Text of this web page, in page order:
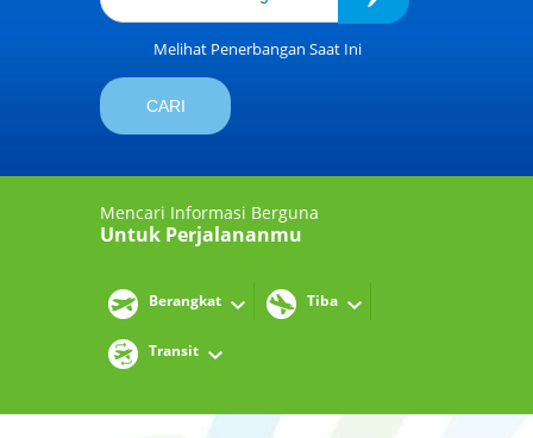
Melihat Penerbangan Saat Ini
Mencari Informasi Berguna
Untuk Perjalananmu
Berangkat Tiba
Transit